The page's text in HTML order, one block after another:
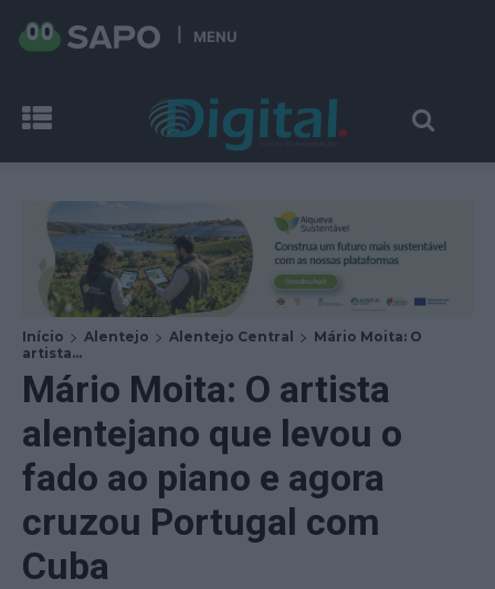
MENU
Início Alentejo Alentejo Central
Mário Moita: O
artista...
Mário Moita: O artista
alentejano que levou o
fado ao piano e agora
cruzou Portugal com
Cuba